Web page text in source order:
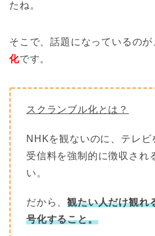
たね。
そこで、話題になっているのが
化です。
スクランブル化とは？
NHKを観ないのに、テレ
受信料を強制的に徴収され
い。
だから、観たい人だけ観れ
号化すること。